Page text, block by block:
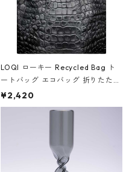
LOQI ローキー Recycled Bag ト
ートバッグ エコバッグ 折りたたみ
大きめ 撥水加工 収納ポーチ CRO
CODILE/Black クロコダイル/ブラ
¥2,420